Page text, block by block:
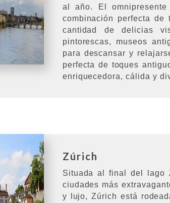
al año. El
combinación perfecta
cantidad de delicias
pintorescas, museos
para descansar y
perfecta de toques
enriquecedora, cálida y
Zúrich
Situada al final del lago
ciudades más
y lujo, Zúrich está